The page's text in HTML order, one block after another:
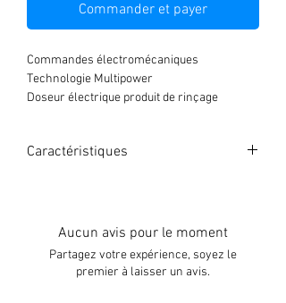
Commander et payer
Commandes électromécaniques
Technologie Multipower
Doseur électrique produit de rinçage
Bras de lavage et rinçage en acier inox
Caractéristiques
Paniers/Heure: 40 – 30
Cycle: 90″- 120″
Puissance totale: 6.750 W
Aucun avis pour le moment
Partagez votre expérience, soyez le
premier à laisser un avis.